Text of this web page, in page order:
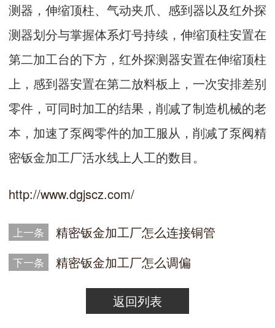
测器，伸缩顶柱、气动夹爪、感到器以及红外探
测器划分与掌握体系灯号持续，伸缩顶柱安置在
第二加工台的下方，红外探测器安置在伸缩顶柱
上，感到器安置在第二放料板上，一次安排差别
零件，可同时加工的结果，削减了制造机械的老
本，加速了泵阀零件的加工服从，削减了泵阀精
密钣金加工厂活水线上人工的数目。
http://www.dgjscz.com/
上一条 精密钣金加工厂怎么连接铜管
下一条 精密钣金加工厂怎么调偏
返回列表